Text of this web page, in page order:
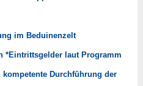
im Beduinenzelt
*Eintrittsgelder laut Programm
Durchführung der